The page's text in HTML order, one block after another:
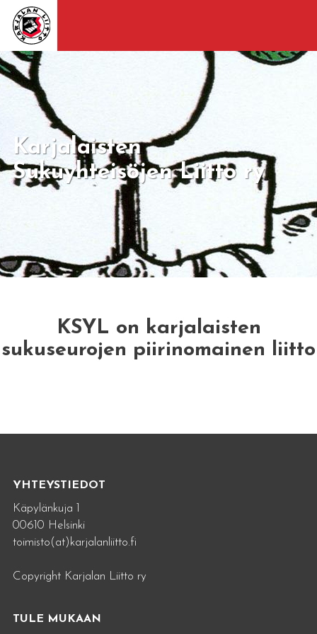
Karjalaisten
Sukuyhteisöjen Liitto ry
KSYL on karjalaisten
sukuseurojen piirinomainen liitto
YHTEYSTIEDOT
Käpylänkuja 1
00610 Helsinki
toimisto(at)karjalanliitto.fi
Copyright Karjalan Liitto ry
TULE MUKAAN